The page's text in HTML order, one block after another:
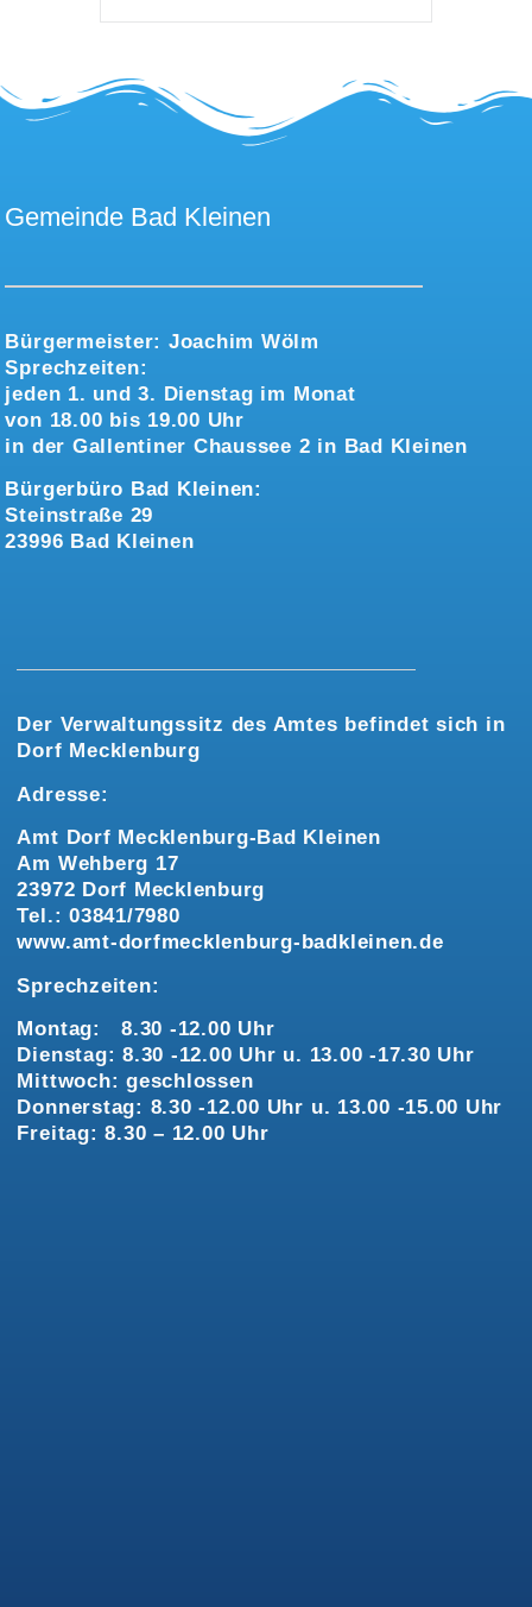
Gemeinde Bad Kleinen
Bürgermeister: Joachim Wölm
Sprechzeiten:
jeden 1. und 3. Dienstag im Monat
von 18.00 bis 19.00 Uhr
in der Gallentiner Chaussee 2 in Bad Kleinen
Bürgerbüro Bad Kleinen:
Steinstraße 29
23996 Bad Kleinen
Der Verwaltungssitz des Amtes befindet sich in
Dorf Mecklenburg
Adresse:
Amt Dorf Mecklenburg-Bad Kleinen
Am Wehberg 17
23972 Dorf Mecklenburg
Tel.: 03841/7980
www.amt-dorfmecklenburg-badkleinen.de
Sprechzeiten:
Montag: 8.30 -12.00 Uhr
Dienstag: 8.30 -12.00 Uhr u. 13.00 -17.30 Uhr
Mittwoch: geschlossen
Donnerstag: 8.30 -12.00 Uhr u. 13.00 -15.00 Uhr
Freitag: 8.30 – 12.00 Uhr